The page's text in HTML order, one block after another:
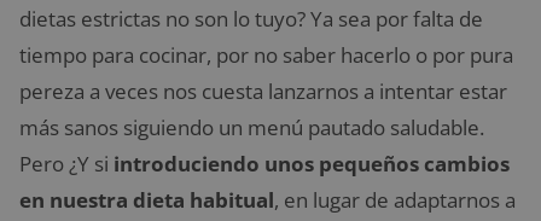
dietas estrictas no son lo tuyo? Ya sea por falta de
tiempo para cocinar, por no saber hacerlo o por pura
pereza a veces nos cuesta lanzarnos a intentar estar
más sanos siguiendo un menú pautado saludable.
Pero ¿Y si introduciendo unos pequeños cambios
en nuestra dieta habitual, en lugar de adaptarnos a